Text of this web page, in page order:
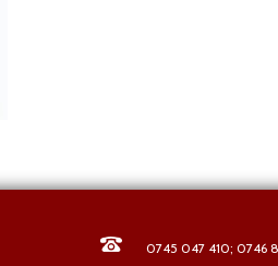
0745 047 410; 0746